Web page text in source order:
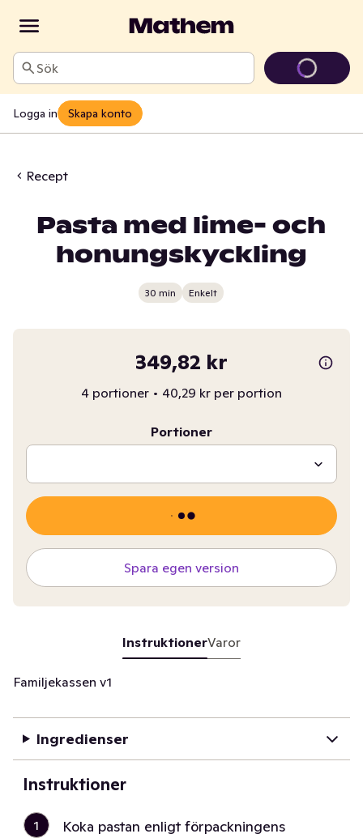
Sök
Logga in Skapa konto
Recept
Pasta med lime- och
honungskyckling
30 min Enkelt
349,82 kr
4 portioner • 40,29 kr per portion
Portioner
Spara egen version
InstruktionerVaror
Familjekassen v1
Ingredienser
Instruktioner
1
Koka pastan enligt förpackningens